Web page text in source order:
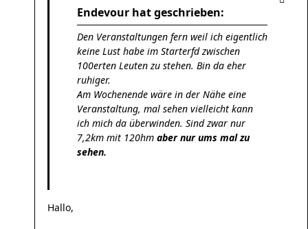
Endevour hat geschrieben:
Den Veranstaltungen fern weil ich eigentlich
keine Lust habe im Starterfd zwischen
100erten Leuten zu stehen. Bin da eher
ruhiger.
Am Wochenende wäre in der Nähe eine
Veranstaltung, mal sehen vielleicht kann
ich mich da überwinden. Sind zwar nur
7,2km mit 120hm aber nur ums mal zu
sehen.
Hallo,